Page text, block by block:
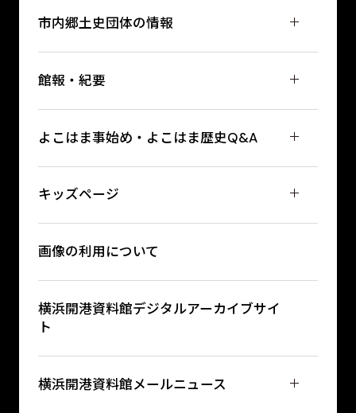
市内郷土史団体の情報
館報・紀要
よこはま事始め・よこはま歴史Q&A
キッズページ
画像の利用について
横浜開港資料館デジタルアーカイブサイ
ト
横浜開港資料館メールニュース